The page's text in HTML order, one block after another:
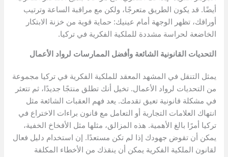
أيضًا. قد يكون الطريق متعرجًا، ولكن مع مراقبة الساعة وترتيب
أوراقك، تظهر الوجهة أمام عينيك: حماية قوية من خزنة الابتكار
الخاضعة لحراسة مشددة للملكية الفكرية في تركيا.
التحديات القانونية الشائعة وأفضل الممارسات لرواد الأعمال
يمثل التنقل في المشهد المعقد للملكية الفكرية في تركيا مجموعة
من التحديات لرواد الأعمال. تخيل أنك تطلق منتجًا جديدًا، ثم تتعثر
في مشكلة قانونية تعيق تقدمك. يعد فهم العقبات الشائعة مثل
انتهاك العلامات التجارية أو التعامل مع قانون براءات الاختراع في
تركيا أمرًا بالغ الأهمية. هذه المزالق، مثلها مثل الأفخاخ الخفية،
يمكن أن تقوض جهودك إذا لم تكن مستعدًا. إن استخدام دليل فعال
لقانون الملكية الفكرية يمكن أن ينقذك من الأخطاء المكلفة